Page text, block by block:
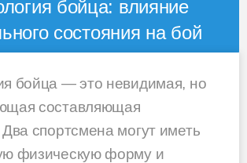
бойца: влияние
состояния на бой
бойца — это невидимая, но
составляющая
спортсмена могут иметь
физическую форму и